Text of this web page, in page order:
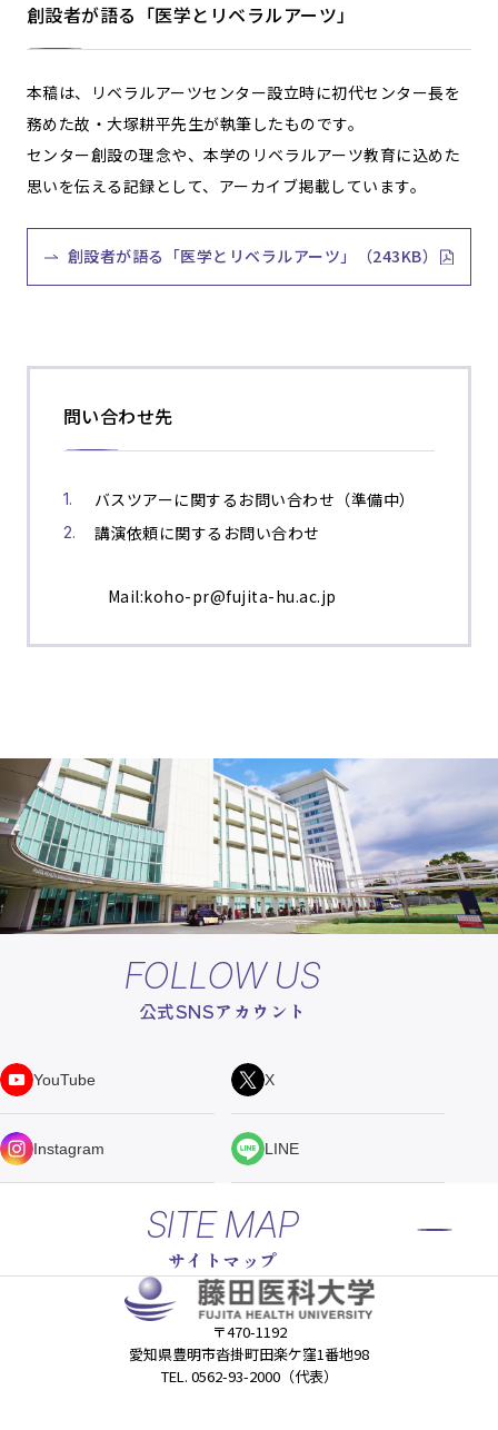
創設者が語る「医学とリベラルアーツ」
本稿は、リベラルアーツセンター設立時に初代センター長を
務めた故・大塚耕平先生が執筆したものです。
センター創設の理念や、本学のリベラルアーツ教育に込めた
思いを伝える記録として、アーカイブ掲載しています。
創設者が語る「医学とリベラルアーツ」（243KB）
問い合わせ先
バスツアーに関するお問い合わせ（準備中）
講演依頼に関するお問い合わせ
Mail:koho-pr@fujita-hu.ac.jp
FOLLOW US
公式SNSアカウント
YouTube X
Instagram LINE
SITE MAP
サイトマップ
〒470-1192
愛知県豊明市沓掛町田楽ケ窪1番地98
TEL. 0562-93-2000（代表）